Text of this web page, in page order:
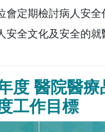
會定期檢討病人安全
安全文化及安全的就
度 醫院醫療
工作目標